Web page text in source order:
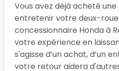
Vous avez déjà acheté
entretenir votre deux-
concessionnaire Honda à
votre expérience en
s'agisse d’un achat, d’un
votre retour aidera